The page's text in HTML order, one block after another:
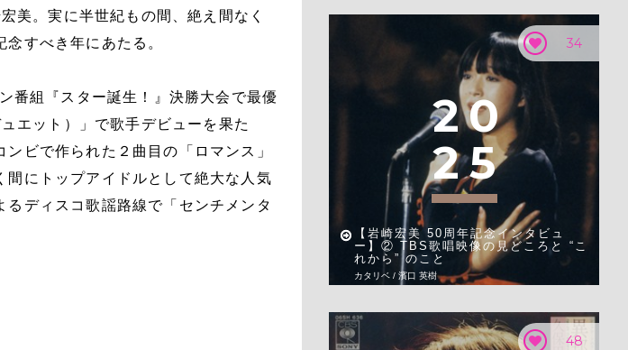
美。実に半世紀もの間、絶え間なく
すべき年にあたる。
番組『スター誕生！』決勝大会で最優
エット）」で歌手デビューを果た
ビで作られた２曲目の「ロマンス」
にトップアイドルとして絶大な人気
ディスコ歌謡路線で「センチメンタ
34
20
25
【岩崎宏美 50周年記念インタビュ
ー】② TBS歌唱映像の見どころと “こ
れから” のこと
カタリベ / 濱口 英樹
48